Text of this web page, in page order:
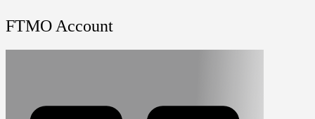
FTMO Account